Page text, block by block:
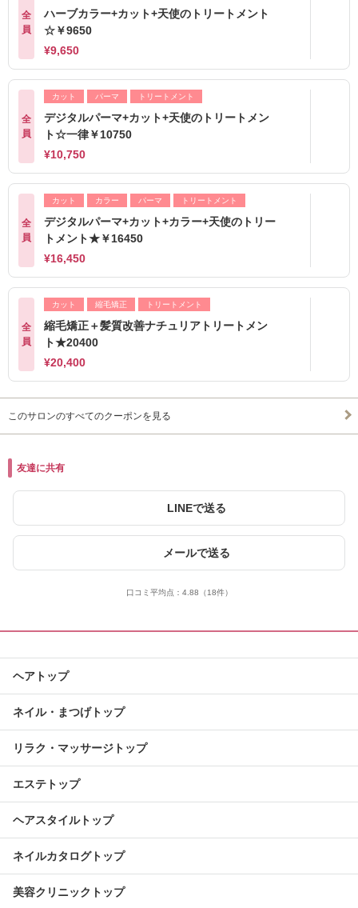
全
員
ハーブカラー+カット+天使のトリートメント
☆￥9650
¥9,650
全
員
カット パーマ トリートメント
デジタルパーマ+カット+天使のトリートメン
ト☆一律￥10750
¥10,750
全
員
カット カラー パーマ トリートメント
デジタルパーマ+カット+カラー+天使のトリー
トメント★￥16450
¥16,450
全
員
カット 縮毛矯正 トリートメント
縮毛矯正＋髪質改善ナチュリアトリートメン
ト★20400
¥20,400
このサロンのすべてのクーポンを見る
友達に共有
LINEで送る
メールで送る
口コミ平均点： 4.88 （18件）
ヘアトップ
ネイル・まつげトップ
リラク・マッサージトップ
エステトップ
ヘアスタイルトップ
ネイルカタログトップ
美容クリニックトップ